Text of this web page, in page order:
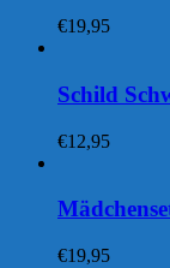
€19,95
Schild
€12,95
€19,95